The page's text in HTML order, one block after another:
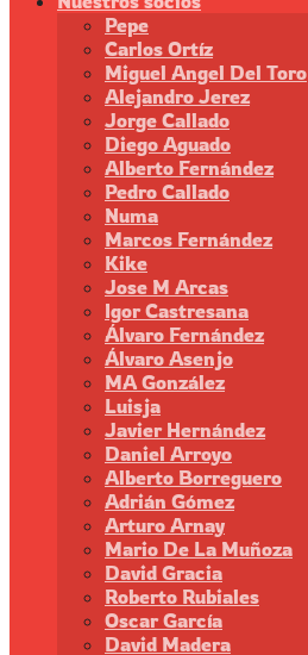
Pepe
Carlos Ortíz
Miguel Angel Del Toro
Alejandro Jerez
Jorge Callado
Diego Aguado
Alberto Fernández
Pedro Callado
Numa
Marcos Fernández
Kike
Jose M Arcas
Igor Castresana
Álvaro Fernández
Álvaro Asenjo
MA González
Luisja
Javier Hernández
Daniel Arroyo
Alberto Borreguero
Adrián Gómez
Arturo Arnay
Mario De La Muñoza
David Gracia
Roberto Rubiales
Oscar García
David Madera